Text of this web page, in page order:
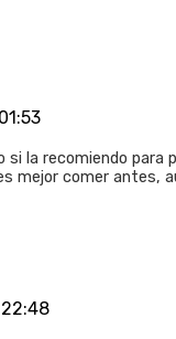
la recomiendo para
mejor comer antes,